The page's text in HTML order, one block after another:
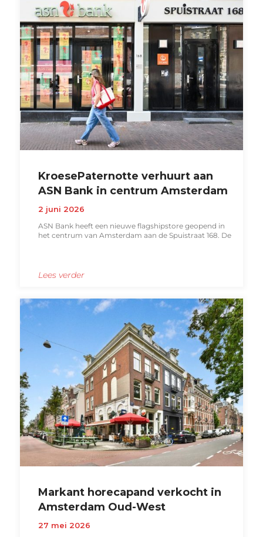
KroesePaternotte verhuurt aan
ASN Bank in centrum Amsterdam
2 juni 2026
ASN Bank heeft een nieuwe flagshipstore geopend in
het centrum van Amsterdam aan de Spuistraat 168. De
Lees verder
Markant horecapand verkocht in
Amsterdam Oud-West
27 mei 2026